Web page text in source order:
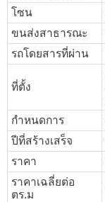
โซน
ขนส่งสาธารณะ
รถโดยสารที่ผ่าน
ที่ตั้ง
กำหนดการ
ปีที่สร้างเสร็จ
ราคา
ราคาเฉลี่ยต่อ
ตร.ม